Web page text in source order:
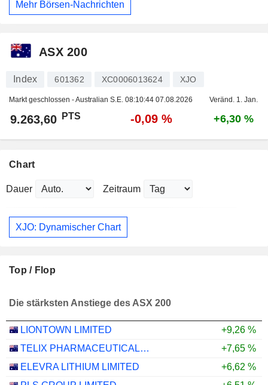
Mehr Börsen-Nachrichten
ASX 200
Index 601362 XC0006013624 XJO
Markt geschlossen - Australian S.E. 08:10:44 07.08.2026 Veränd. 1. Jan.
9.263,60 PTS -0,09 % +6,30 %
Chart
Dauer Zeitraum
XJO: Dynamischer Chart
Top / Flop
Die stärksten Anstiege des ASX 200
LIONTOWN LIMITED
+9,26 %
TELIX PHARMACEUTICALS LIMITED
+7,65 %
ELEVRA LITHIUM LIMITED
+6,62 %